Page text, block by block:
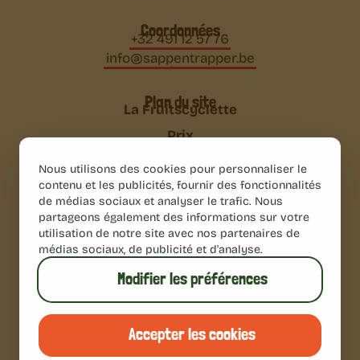
Nous utilisons des cookies pour personnaliser le
contenu et les publicités, fournir des fonctionnalités
de médias sociaux et analyser le trafic. Nous
partageons également des informations sur votre
utilisation de notre site avec nos partenaires de
médias sociaux, de publicité et d'analyse.
Modifier les préférences
Accepter les cookies
Coordonnées
+32 491 12 57 76
info@sappentrapper.be
Plan du site
La Fruitscyclette
Prix
FAQ
Avis
Contact
Confidentialité
La Fruitscyclette en De Sappentrapper sont des marques
déposées | 2024 La Fruitscyclette, Predikerinnenstraat 2, B-
2467 2630